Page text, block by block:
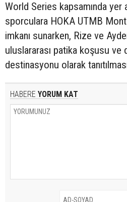
World Series kapsamında yer
sporculara HOKA UTMB
imkanı sunarken, Rize ve Ayder
uluslararası patika koşusu ve
destinasyonu olarak
HABERE YORUM KAT